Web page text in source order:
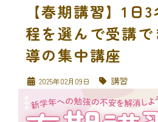
【春期講習】1日
程を選んで受講
導の集中講座
2025年02月09日 講習